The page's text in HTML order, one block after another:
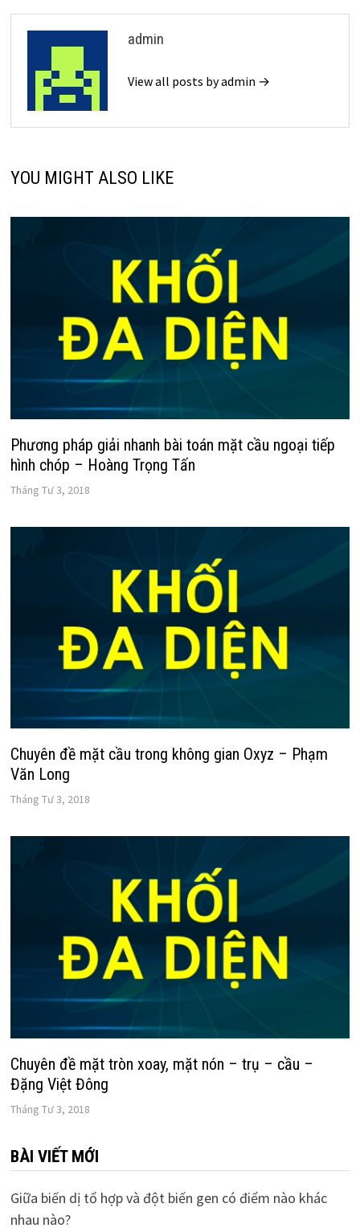
admin
View all posts by admin →
YOU MIGHT ALSO LIKE
Phương pháp giải nhanh bài toán mặt cầu ngoại tiếp
hình chóp – Hoàng Trọng Tấn
Tháng Tư 3, 2018
Chuyên đề mặt cầu trong không gian Oxyz – Phạm
Văn Long
Tháng Tư 3, 2018
Chuyên đề mặt tròn xoay, mặt nón – trụ – cầu –
Đặng Việt Đông
Tháng Tư 3, 2018
BÀI VIẾT MỚI
Giữa biến dị tổ hợp và đột biến gen có điểm nào khác
nhau nào?